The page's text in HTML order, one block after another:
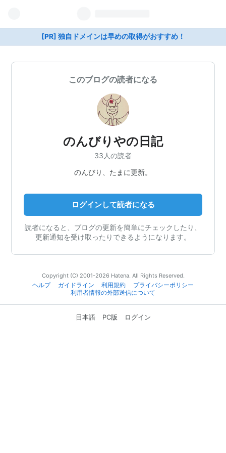
[PR] 独自ドメインは早めの取得がおすすめ！
このブログの読者になる
のんびりやの日記
33人の読者
のんびり、たまに更新。
ログインして読者になる
読者になると、ブログの更新を簡単にチェックしたり、
更新通知を受け取ったりできるようになります。
Copyright (C) 2001-2026 Hatena. All Rights Reserved.
ヘルプ
ガイドライン 利用規約
プライバシーポリシー
利用者情報の外部送信について
日本語 PC版 ログイン